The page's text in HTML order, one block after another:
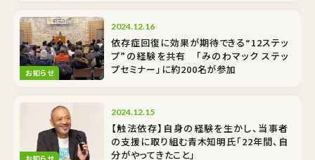
お知らせ
2024.12.16
依存症回復に効果が期待できる“12ステッ
プ”の経験を共有 「みのわマック ステッ
プセミナー」に約200名が参加
2024.12.15
【触法依存】自身の経験を生かし、当事者
の支援に取り組む青木知明氏「22年間、自
分がやってきたこと」